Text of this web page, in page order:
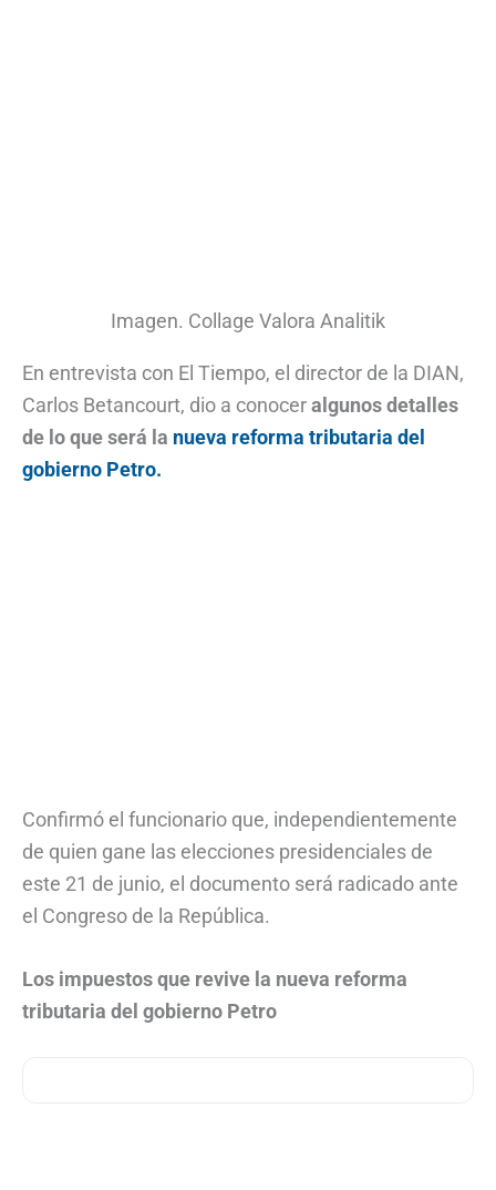
Imagen. Collage Valora Analitik
En entrevista con El Tiempo, el director de la DIAN,
Carlos Betancourt, dio a conoceralgunos detalles
de lo que será la nueva reforma tributaria del
gobierno Petro.
Confirmó el funcionario que, independientemente
de quien gane las elecciones presidenciales de
este 21 de junio, el documento será radicado ante
el Congreso de la República.
Los impuestos que revive la nueva reforma
tributaria del gobierno Petro